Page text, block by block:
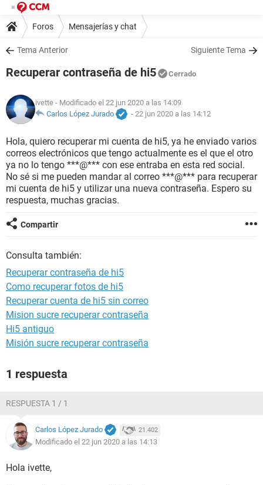
Foros Mensajerías y chat
Tema Anterior Siguiente Tema
Recuperar contraseña de hi5 Cerrado
ivette - Modificado el 22 jun 2020 a las 14:09
Carlos López Jurado
- 22 jun 2020 a las 14:12
Hola, quiero recuperar mi cuenta de hi5, ya he enviado varios
correos electrónicos que tengo actualmente es el que el otro
ya no lo tengo ***@*** con ese entraba en esta red social.
No sé si me pueden mandar al correo ***@*** para recuperar
mi cuenta de hi5 y utilizar una nueva contraseña. Espero su
respuesta, muchas gracias.
Compartir
Consulta también:
Recuperar contraseña de hi5
Como recuperar fotos de hi5
Recuperar cuenta de hi5 sin correo
Mision sucre recuperar contraseña
Hi5 antiguo
Misión sucre recuperar contraseña
1 respuesta
RESPUESTA 1 / 1
Carlos López Jurado 21.402
Modificado el 22 jun 2020 a las 14:13
Hola ivette,